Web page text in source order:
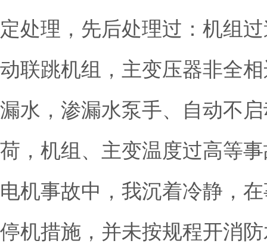
定处理，先后处理过：机组
动联跳机组，主变压器非全
漏水，渗漏水泵手、自动不
荷，机组、主变温度过高等
电机事故中，我沉着冷静，
停机措施，并未按规程开消